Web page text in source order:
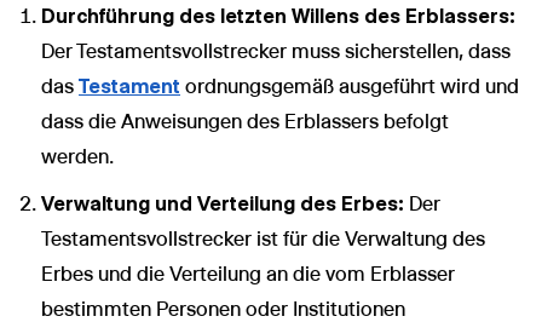
Durchführung des letzten Willens des Erblassers:
Der Testamentsvollstrecker muss sicherstellen, dass
das Testament ordnungsgemäß ausgeführt wird und
dass die Anweisungen des Erblassers befolgt
werden.
Verwaltung und Verteilung des Erbes: Der
Testamentsvollstrecker ist für die Verwaltung des
Erbes und die Verteilung an die vom Erblasser
bestimmten Personen oder Institutionen